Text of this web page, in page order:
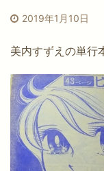
2019年1月10日
美内すずえの単行